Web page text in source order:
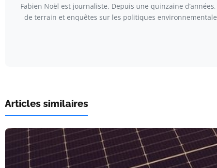
Fabien Noël est journaliste. Depuis une quinzaine
de terrain et enquêtes sur les politiques
Articles similaires